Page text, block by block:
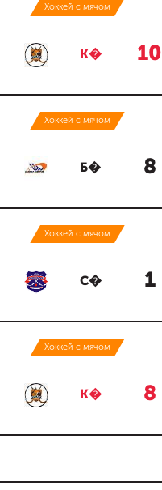
Хоккей с мячом
К� 10
Хоккей с мячом
Б� 8
Хоккей с мячом
С� 1
Хоккей с мячом
К� 8